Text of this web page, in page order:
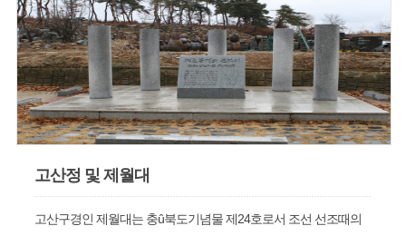
고산정 및 제월대
고산구경인 제월대는 충û북도기념물 제24호로서 조선 선조때의